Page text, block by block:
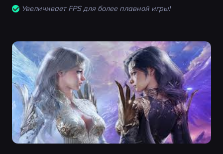
Увеличивает FPS для более плавной игры!